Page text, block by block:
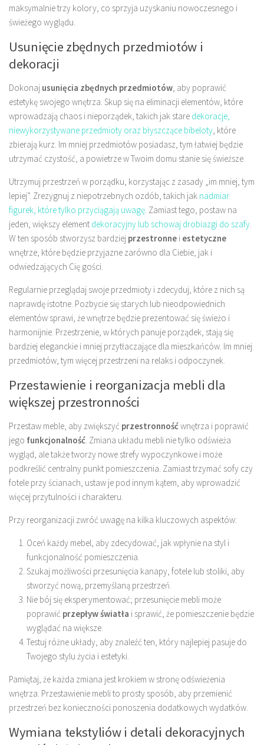
maksymalnie trzy kolory, co sprzyja uzyskaniu nowoczesnego i
świeżego wyglądu.
Usunięcie zbędnych przedmiotów i
dekoracji
Dokonaj usunięcia zbędnych przedmiotów , aby poprawić
estetykę swojego wnętrza. Skup się na eliminacji elementów, które
wprowadzają chaos i nieporządek, takich jak stare dekoracje,
niewykorzystywane przedmioty oraz błyszczące bibeloty , które
zbierają kurz. Im mniej przedmiotów posiadasz, tym łatwiej będzie
utrzymać czystość, a powietrze w Twoim domu stanie się świeższe.
Utrzymuj przestrzeń w porządku, korzystając z zasady „im mniej, tym
lepiej”. Zrezygnuj z niepotrzebnych ozdób, takich jak nadmiar
figurek, które tylko przyciągają uwagę . Zamiast tego, postaw na
jeden, większy element dekoracyjny lub schowaj drobiazgi do szafy
W ten sposób stworzysz bardziej przestronne i estetyczne
wnętrze, które będzie przyjazne zarówno dla Ciebie, jak i
odwiedzających Cię gości.
Regularnie przeglądaj swoje przedmioty i zdecyduj, które z nich są
naprawdę istotne. Pozbycie się starych lub nieodpowiednich
elementów sprawi, że wnętrze będzie prezentować się świeżo i
harmonijnie. Przestrzenie, w których panuje porządek, stają się
bardziej eleganckie i mniej przytłaczające dla mieszkańców. Im mniej
przedmiotów, tym więcej przestrzeni na relaks i odpoczynek.
Przestawienie i reorganizacja mebli dla
większej przestronności
Przestaw meble, aby zwiększyć przestronnośćwnętrza i poprawić
jego funkcjonalność . Zmiana układu mebli nie tylko odświeża
wygląd, ale także tworzy nowe strefy wypoczynkowe i może
podkreślić centralny punkt pomieszczenia. Zamiast trzymać sofy czy
fotele przy ścianach, ustaw je pod innym kątem, aby wprowadzić
więcej przytulności i charakteru.
Przy reorganizacji zwróć uwagę na kilka kluczowych aspektów:
Oceń każdy mebel, aby zdecydować, jak wpłynie na styl i
funkcjonalność pomieszczenia.
Szukaj możliwości przesunięcia kanapy, fotele lub stoliki, aby
stworzyć nową, przemyślaną przestrzeń.
Nie bój się eksperymentować; przesunięcie mebli może
poprawić przepływ światła i sprawić, że pomieszczenie będzie
wyglądać na większe.
Testuj różne układy, aby znaleźć ten, który najlepiej pasuje do
Twojego stylu życia i estetyki.
Pamiętaj, że każda zmiana jest krokiem w stronę odświeżenia
wnętrza. Przestawienie mebli to prosty sposób, aby przemienić
przestrzeń bez konieczności ponoszenia dodatkowych wydatków.
Wymiana tekstyliów i detali dekoracyjnych